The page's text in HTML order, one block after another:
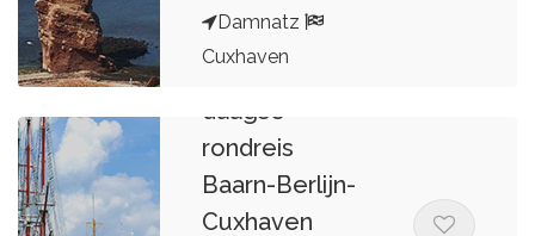
Damnatz
Cuxhaven
Kees van de Pol
daagse
rondreis
Baarn-Berlijn-
Cuxhaven